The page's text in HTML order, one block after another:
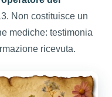
Non costituisce un
mediche: testimonia
ricevuta.